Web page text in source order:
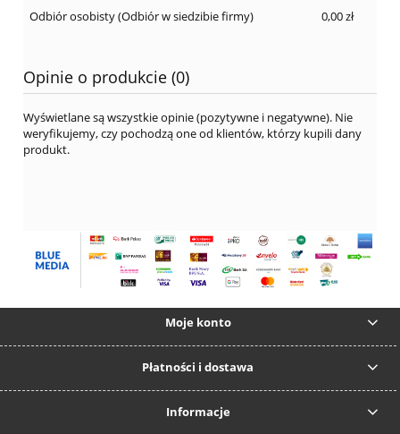
Odbiór osobisty(Odbiór w siedzibie firmy) 0,00 zł
Opinie o produkcie (0)
Wyświetlane są wszystkie opinie (pozytywne i negatywne). Nie
weryfikujemy, czy pochodzą one od klientów, którzy kupili dany
produkt.
Moje konto
Płatności i dostawa
Informacje